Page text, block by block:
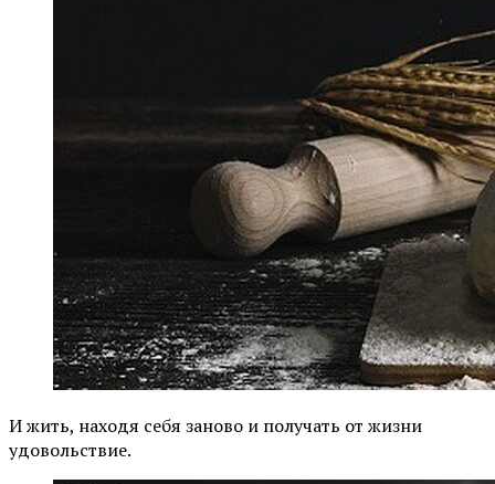
И жить, находя себя заново и получать от жизни
удовольствие.